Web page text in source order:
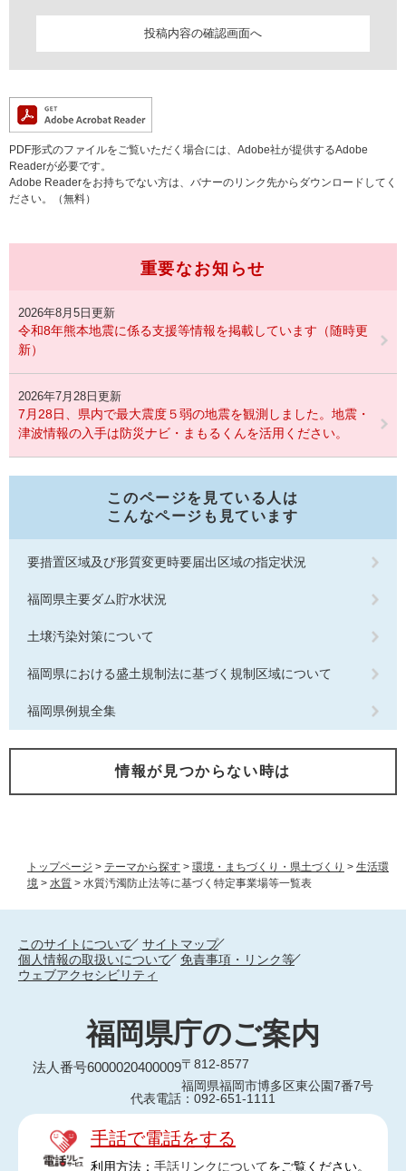
トップページ > テーマから探す > 環境・まちづくり・県土づくり > 生活環
境 > 水質 > 水質汚濁防止法等に基づく特定事業場等一覧表
PDF形式のファイルをご覧いただく場合には、Adobe社が提供するAdobe
Readerが必要です。
Adobe Readerをお持ちでない方は、バナーのリンク先からダウンロードしてく
ださい。（無料）
重要なお知らせ
2026年8月5日更新
令和8年熊本地震に係る支援等情報を掲載しています（随時更
新）
2026年7月28日更新
7月28日、県内で最大震度５弱の地震を観測しました。地震・
津波情報の入手は防災ナビ・まもるくんを活用ください。
このページを見ている人は
こんなページも見ています
要措置区域及び形質変更時要届出区域の指定状況
福岡県主要ダム貯水状況
土壌汚染対策について
福岡県における盛土規制法に基づく規制区域について
福岡県例規全集
情報が見つからない時は
このサイトについて
サイトマップ
個人情報の取扱いについて
免責事項・リンク等
ウェブアクセシビリティ
福岡県庁のご案内
法人番号6000020400009〒812-8577
福岡県福岡市博多区東公園7番7号
代表電話：092-651-1111
手話で電話をする
利用方法： 手話リンクについてをご覧ください。